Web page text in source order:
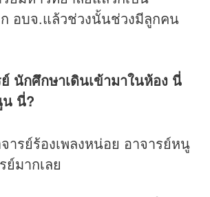
อบจ.แล้วช่วงนั้นช่วงมีลูกคน
นักศึกษาเดินเข้ามาในห้อง นี่
น นี่?
ารย์ร้องเพลงหน่อย อาจารย์หนู
ย์มากเลย